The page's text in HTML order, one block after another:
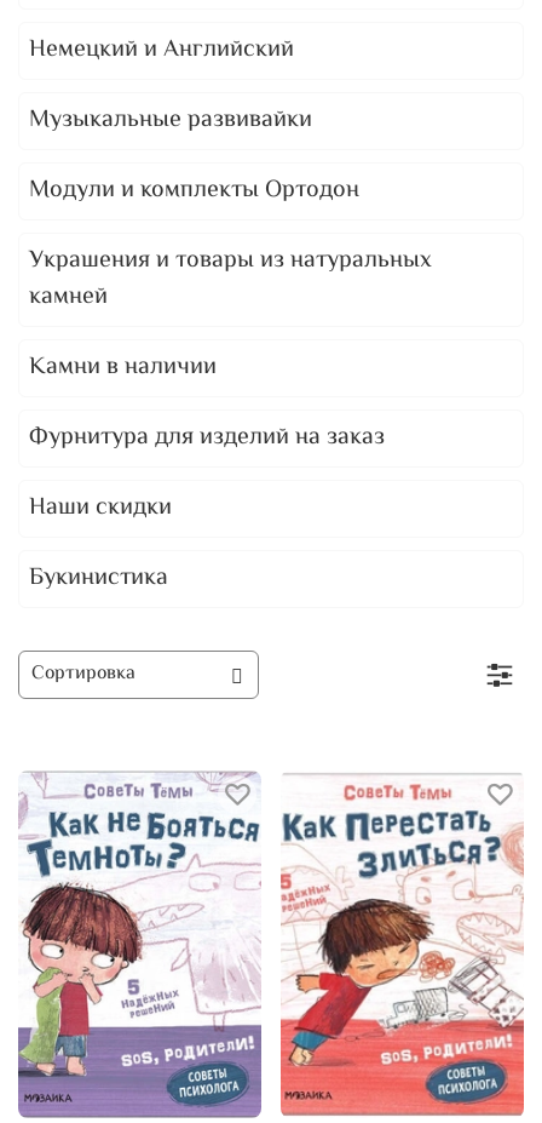
Немецкий и Английский
Музыкальные развивайки
Модули и комплекты Ортодон
Украшения и товары из натуральных
камней
Камни в наличии
Фурнитура для изделий на заказ
Наши скидки
Букинистика